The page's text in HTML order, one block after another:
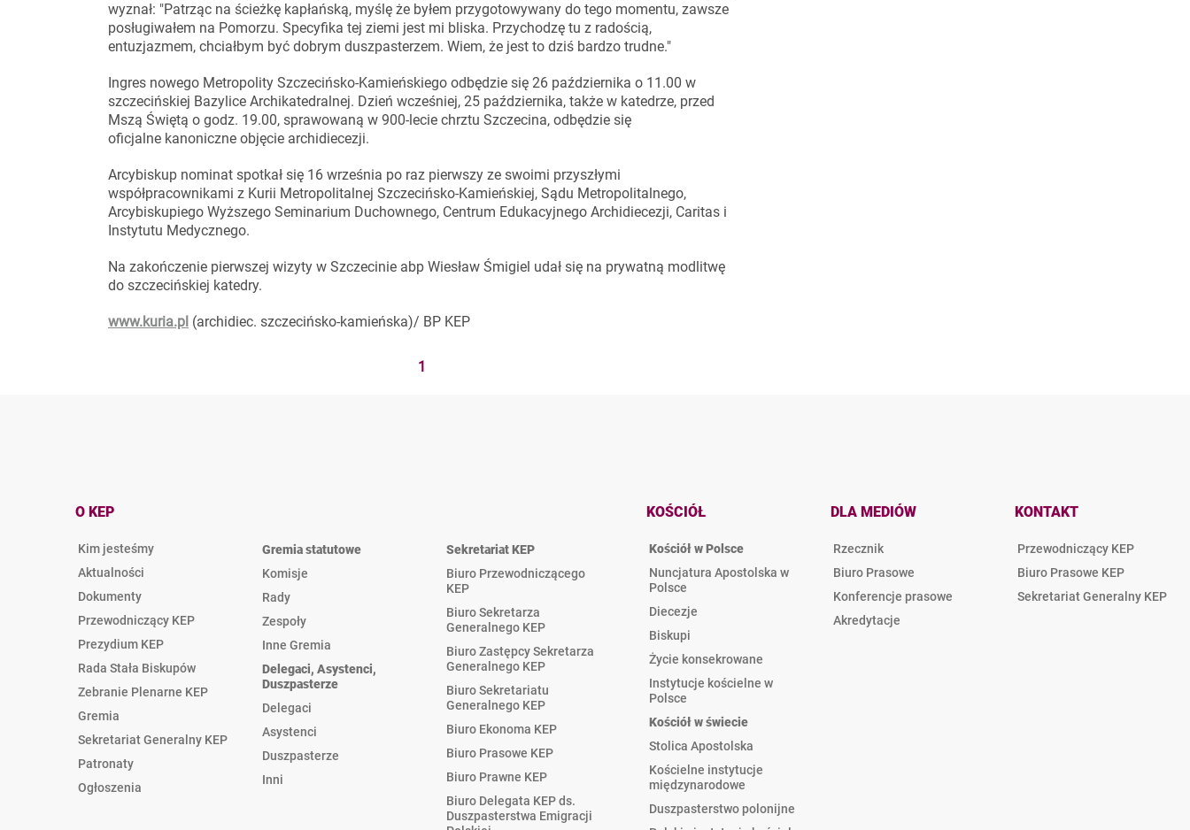
wyznał: "Patrząc na ścieżkę kapłańską, myślę że byłem przygotowywany do tego momentu, zawsze
posługiwałem na Pomorzu. Specyfika tej ziemi jest mi bliska. Przychodzę tu z radością,
entuzjazmem, chciałbym być dobrym duszpasterzem. Wiem, że jest to dziś bardzo trudne."
Ingres nowego Metropolity Szczecińsko-Kamieńskiego odbędzie się 26 października o 11.00 w
szczecińskiej Bazylice Archikatedralnej. Dzień wcześniej, 25 października, także w katedrze, przed
Mszą Świętą o godz. 19.00, sprawowaną w 900-lecie chrztu Szczecina, odbędzie się
oficjalne kanoniczne objęcie archidiecezji.
Arcybiskup nominat spotkał się 16 września po raz pierwszy ze swoimi przyszłymi
współpracownikami z Kurii Metropolitalnej Szczecińsko-Kamieńskiej, Sądu Metropolitalnego,
Arcybiskupiego Wyższego Seminarium Duchownego, Centrum Edukacyjnego Archidiecezji, Caritas i
Instytutu Medycznego.
Na zakończenie pierwszej wizyty w Szczecinie abp Wiesław Śmigiel udał się na prywatną modlitwę
do szczecińskiej katedry.
www.kuria.pl (archidiec. szczecińsko-kamieńska)/ BP KEP
1
O KEP
Kim jesteśmy
Aktualności
Dokumenty
Przewodniczący KEP
Prezydium KEP
Rada Stała Biskupów
Zebranie Plenarne KEP
Gremia
Sekretariat Generalny KEP
Patronaty
Ogłoszenia
Gremia statutowe
Komisje
Rady
Zespoły
Inne Gremia
Delegaci, Asystenci,
Duszpasterze
Delegaci
Asystenci
Duszpasterze
Inni
Sekretariat KEP
Biuro Przewodniczącego
KEP
Biuro Sekretarza
Generalnego KEP
Biuro Zastępcy Sekretarza
Generalnego KEP
Biuro Sekretariatu
Generalnego KEP
Biuro Ekonoma KEP
Biuro Prasowe KEP
Biuro Prawne KEP
Biuro Delegata KEP ds.
Duszpasterstwa Emigracji
KOŚCIÓŁ
Kościół w Polsce
Nuncjatura Apostolska w
Polsce
Diecezje
Biskupi
Życie konsekrowane
Instytucje kościelne w
Polsce
Kościół w świecie
Stolica Apostolska
Kościelne instytucje
międzynarodowe
Duszpasterstwo polonijne
DLA MEDIÓW
Rzecznik
Biuro Prasowe
Konferencje prasowe
Akredytacje
KONTAKT
Przewodniczący KEP
Biuro Prasowe KEP
Sekretariat Generalny KEP